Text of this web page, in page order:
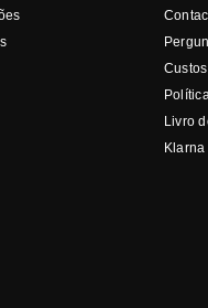
Livro
Klarna